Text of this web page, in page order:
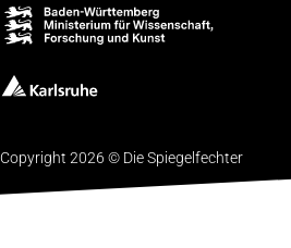
Copyright 2026 © Die Spiegelfechter